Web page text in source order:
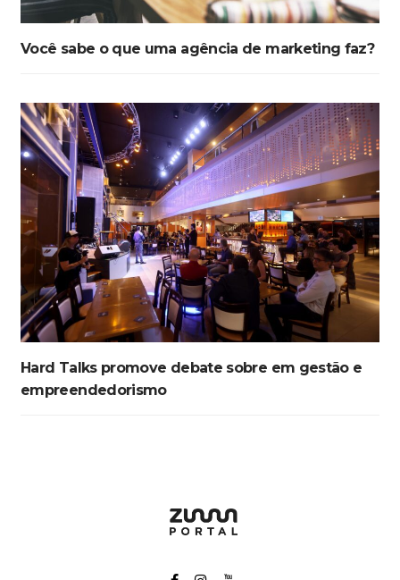
Você sabe o que uma agência de marketing faz?
Hard Talks promove debate sobre em gestão e
empreendedorismo